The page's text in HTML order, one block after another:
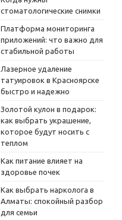
стоматологические снимки
Платформа мониторинга
приложений: что важно для
стабильной работы
Лазерное удаление
татуировок в Красноярске
быстро и надежно
Золотой кулон в подарок:
как выбрать украшение,
которое будут носить с
теплом
Как питание влияет на
здоровье почек
Как выбрать нарколога в
Алматы: спокойный разбор
для семьи